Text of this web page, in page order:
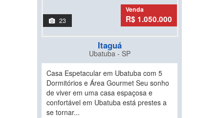
23
Venda
R$ 1.050.000
Itaguá
Ubatuba - SP
Casa Espetacular em Ubatuba com 5
Dormitórios e Área Gourmet Seu sonho
de viver em uma casa espaçosa e
confortável em Ubatuba está prestes a
se tornar...